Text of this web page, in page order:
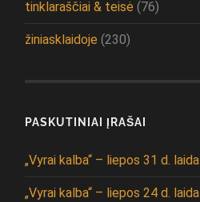
tinklaraščiai & teisė (76)
žiniasklaidoje (230)
PASKUTINIAI ĮRAŠAI
„Vyrai kalba“ – liepos 31 d. laida
„Vyrai kalba“ – liepos 24 d. laida